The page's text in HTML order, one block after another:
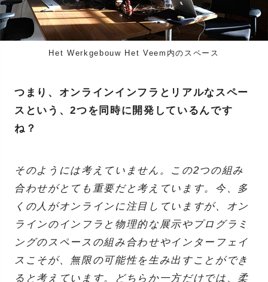
Het Werkgebouw Het Veem内のスペース
つまり、オンラインインフラとリアルなスペー
スという、2つを同時に開発しているんです
ね？
そのようには考えていません。この2つの組み
合わせがとても重要だと考えています。今、多
くの人がオンラインに注目していますが、オン
ラインのインフラと物理的な展示やプログラミ
ングのスペースの組み合わせやインターフェイ
スこそが、無限の可能性を生み出すことができ
ると考えています。どちらか一方だけでは、柔